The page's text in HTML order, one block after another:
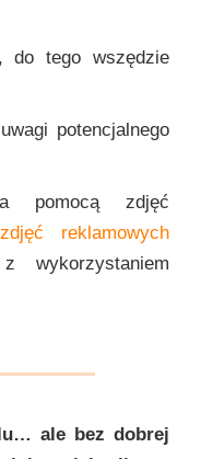
do tego wszędzie
potencjalnego
pomocą zdjęć
zdjęć reklamowych
ale bez dobrej